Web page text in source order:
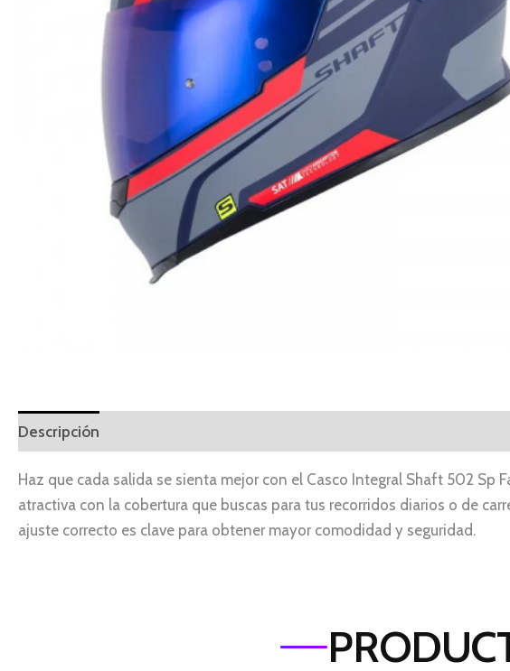
Descripción
Haz que cada salida se sienta mejor con el Casco Integral Shaft 502 Sp
atractiva con la cobertura que buscas para tus recorridos diarios o de
ajuste correcto es clave para obtener mayor comodidad y seguridad.